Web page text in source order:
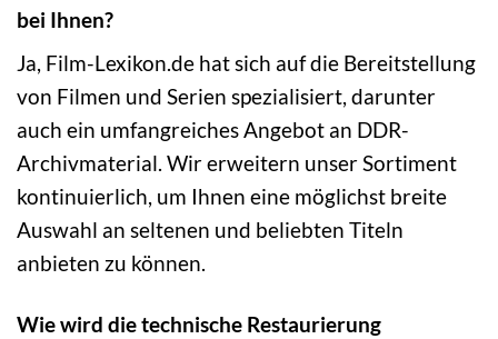
bei Ihnen?
Ja, Film-Lexikon.de hat sich auf die Bereitstellung
von Filmen und Serien spezialisiert, darunter
auch ein umfangreiches Angebot an DDR-
Archivmaterial. Wir erweitern unser Sortiment
kontinuierlich, um Ihnen eine möglichst breite
Auswahl an seltenen und beliebten Titeln
anbieten zu können.
Wie wird die technische Restaurierung